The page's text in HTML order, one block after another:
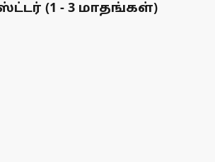
(1 - 3 மாதங்கள்)